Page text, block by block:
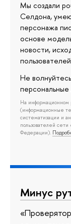
Мы создали
Селдона,
персонажа
основе
новости,
Не
персональные
На
(информационные
систематизации и
пользователей
Федерации).
Минус